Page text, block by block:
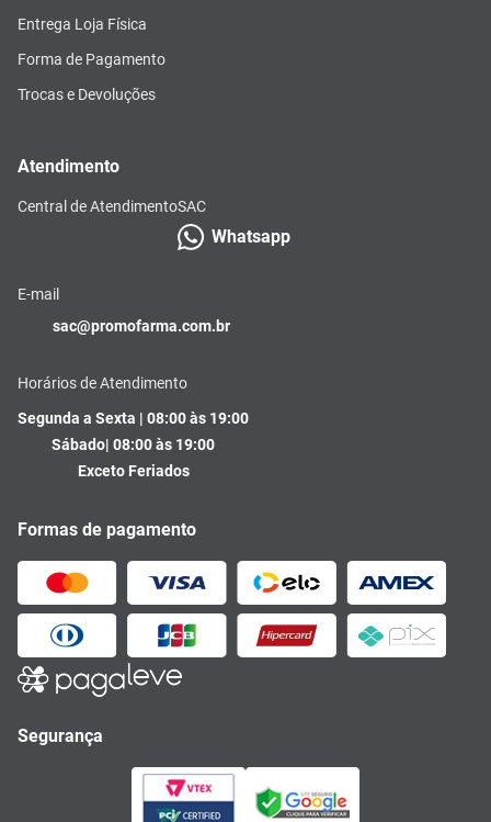
Entrega Loja Física
Forma de Pagamento
Trocas e Devoluções
Atendimento
Central de AtendimentoSAC
Whatsapp
E-mail
sac@promofarma.com.br
Horários de Atendimento
Segunda a Sexta | 08:00 às 19:00
Sábado| 08:00 às 19:00
Exceto Feriados
Formas de pagamento
Segurança